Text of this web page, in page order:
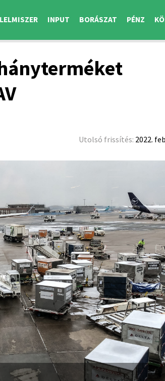
INPUT BORÁSZAT PÉNZ
Utolsó frissítés: 2022.